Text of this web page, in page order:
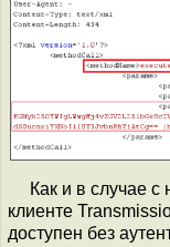
Как и в случае с
клиенте
доступен без